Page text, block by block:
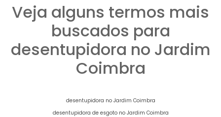
Veja alguns termos mais
buscados para
desentupidora no Jardim
Coimbra
desentupidora no Jardim Coimbra
desentupidora de esgoto no Jardim Coimbra